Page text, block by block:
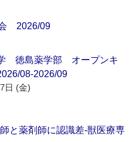
2026/09
徳島薬学部 オープンキ
08-2026/09
日 (金)
と薬剤師に認識差‐獣医療専